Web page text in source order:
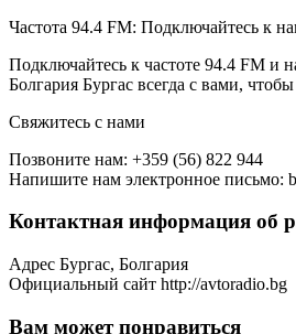
Частота 94.4 FM: Подключайтесь к
Подключайтесь к частоте 94.4 FM и
Болгария Бургас всегда с вами,
Свяжитесь с нами
Позвоните нам: +359 (56) 822 944
Напишите нам электронное письмо:
Контактная информация об
Адрес Бургас, Болгария
Официальный сайт http://avtoradio.bg
Вам может понравиться